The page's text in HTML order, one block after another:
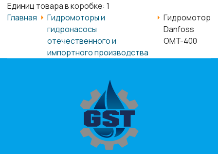
Единиц товара в коробке: 1
Главная
Гидромоторы и
гидронасосы
отечественного и
импортного производства
Гидромотор
Danfoss
OMT-400